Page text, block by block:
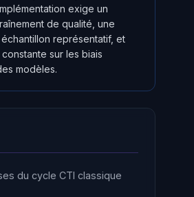
exige un
de qualité, une
représentatif, et
sur les biais
modèles.
du cycle CTI classique